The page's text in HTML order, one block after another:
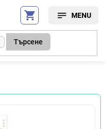
Търсене